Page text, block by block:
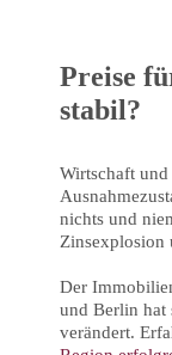
Preise
stabil?
Wirtschaft
nichts und
Zinsexplosion
Der
und Berlin hat
verändert.